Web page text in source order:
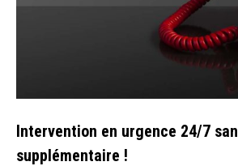
Intervention en urgence 24/7
supplémentaire !